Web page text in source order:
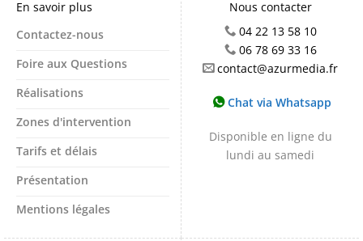
En savoir plus
Contactez-nous
Foire aux Questions
Réalisations
Zones d'intervention
Tarifs et délais
Présentation
Mentions légales
Nous contacter
04 22 13 58 10
06 78 69 33 16
contact@azurmedia.fr
Chat via Whatsapp
Disponible en ligne du
lundi au samedi